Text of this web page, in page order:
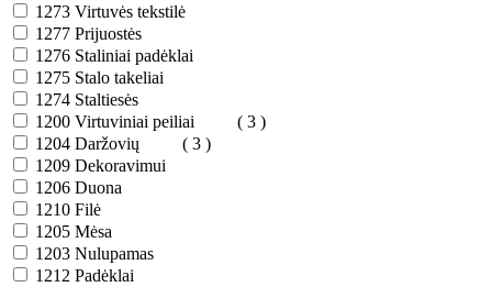
1273 Virtuvės tekstilė
1277 Prijuostės
1276 Staliniai padėklai
1275 Stalo takeliai
1274 Staltiesės
1200 Virtuviniai peiliai
( 3 )
1204 Daržovių
( 3 )
1209 Dekoravimui
1206 Duona
1210 Filė
1205 Mėsa
1203 Nulupamas
1212 Padėklai